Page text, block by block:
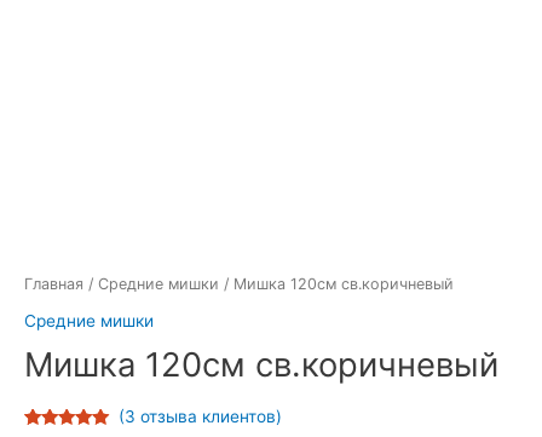
Главная / Средние мишки / Мишка 120см св.коричневый
Средние мишки
Мишка 120см св.коричневый
(3 отзыва клиентов)